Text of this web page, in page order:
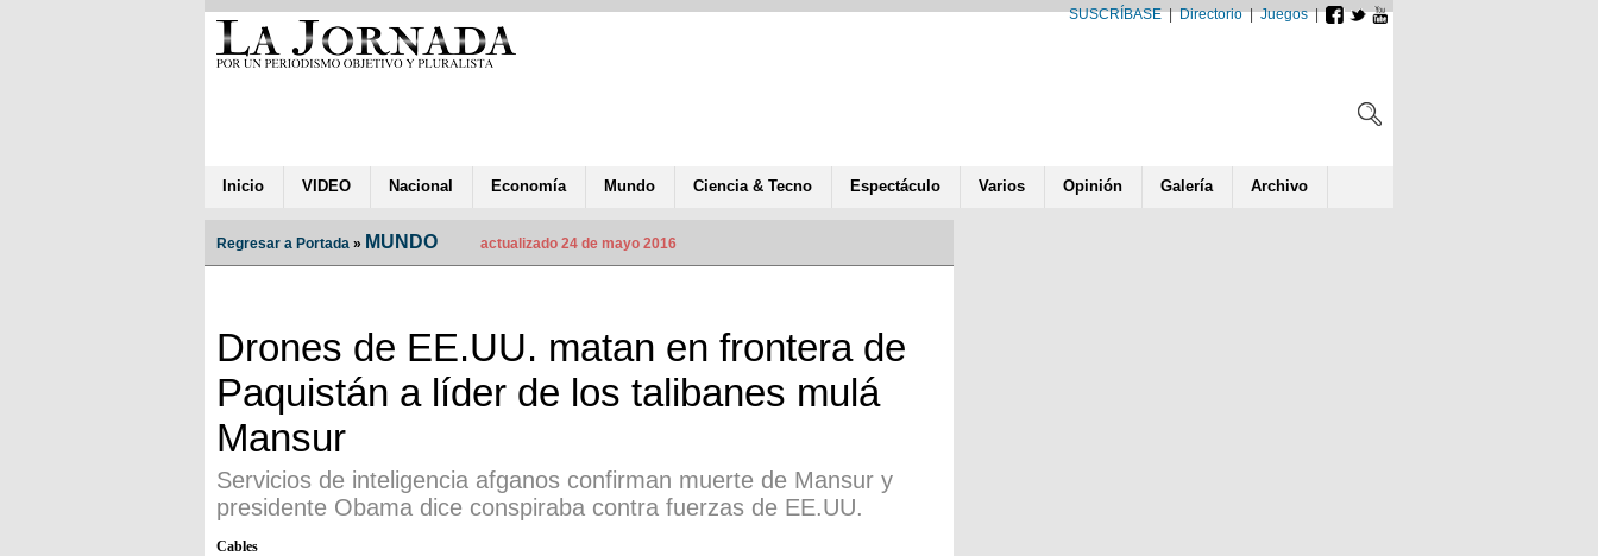
SUSCRÍBASE|Directorio|Juegos|
Inicio VIDEO Nacional Economía Mundo Ciencia & Tecno Espectáculo Varios Opinión Galería Archivo
Regresar a Portada » MUNDO actualizado 24 de mayo 2016
Drones de EE.UU. matan en frontera de
Paquistán a líder de los talibanes mulá
Mansur
Servicios de inteligencia afganos confirman muerte de Mansur y
presidente Obama dice conspiraba contra fuerzas de EE.UU.
Cables